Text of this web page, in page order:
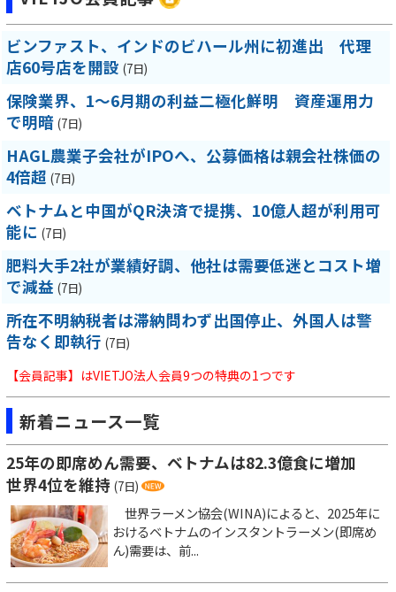
ビンファスト、インドのビハール州に初進出 代理
店60号店を開設 (7日)
保険業界、1～6月期の利益二極化鮮明 資産運用力
で明暗 (7日)
HAGL農業子会社がIPOへ、公募価格は親会社株価の
4倍超 (7日)
ベトナムと中国がQR決済で提携、10億人超が利用可
能に (7日)
肥料大手2社が業績好調、他社は需要低迷とコスト増
で減益 (7日)
所在不明納税者は滞納問わず出国停止、外国人は警
告なく即執行 (7日)
【会員記事】はVIETJO法人会員9つの特典の1つです
新着ニュース一覧
25年の即席めん需要、ベトナムは82.3億食に増加
世界4位を維持 (7日)
世界ラーメン協会(WINA)によると、2025年に
おけるベトナムのインスタントラーメン(即席め
ん)需要は、前...